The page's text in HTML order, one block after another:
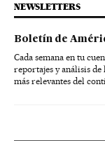
NEWSLETTERS
Boletín de
Cada semana en tu
reportajes y análisis
más relevantes del